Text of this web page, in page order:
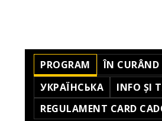
PROGRAM ÎN CURÂND
УКРАЇНСЬКА
INFO ȘI
REGULAMENT CARD